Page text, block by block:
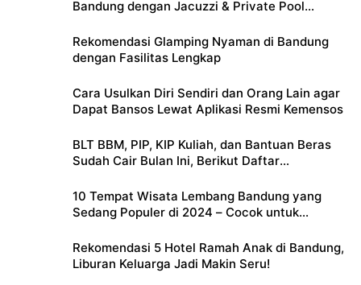
Bandung dengan Jacuzzi & Private Pool
Rekomendasi Glamping Nyaman di Bandung
dengan Fasilitas Lengkap
Cara Usulkan Diri Sendiri dan Orang Lain agar
Dapat Bansos Lewat Aplikasi Resmi Kemensos
BLT BBM, PIP, KIP Kuliah, dan Bantuan Beras
Sudah Cair Bulan Ini, Berikut Daftar
10 Tempat Wisata Lembang Bandung yang
Sedang Populer di 2024 – Cocok untuk
Rekomendasi 5 Hotel Ramah Anak di Bandung,
Liburan Keluarga Jadi Makin Seru!